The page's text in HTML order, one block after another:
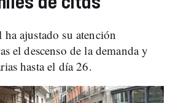
ajustado su atención
el descenso de la demanda y
hasta el día 26.